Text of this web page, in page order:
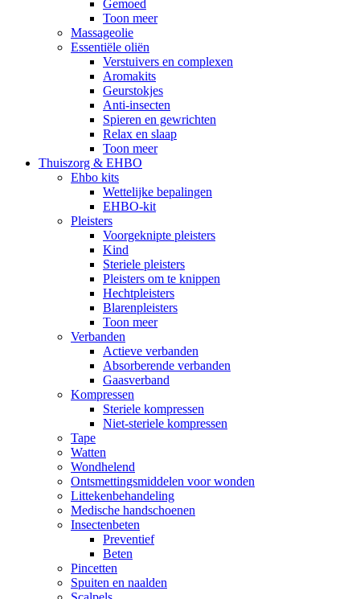
Gemoed
Toon meer
Massageolie
Essentiële oliën
Verstuivers en complexen
Aromakits
Geurstokjes
Anti-insecten
Spieren en gewrichten
Relax en slaap
Toon meer
Thuiszorg & EHBO
Ehbo kits
Wettelijke bepalingen
EHBO-kit
Pleisters
Voorgeknipte pleisters
Kind
Steriele pleisters
Pleisters om te knippen
Hechtpleisters
Blarenpleisters
Toon meer
Verbanden
Actieve verbanden
Absorberende verbanden
Gaasverband
Kompressen
Steriele kompressen
Niet-steriele kompressen
Tape
Watten
Wondhelend
Ontsmettingsmiddelen voor wonden
Littekenbehandeling
Medische handschoenen
Insectenbeten
Preventief
Beten
Pincetten
Spuiten en naalden